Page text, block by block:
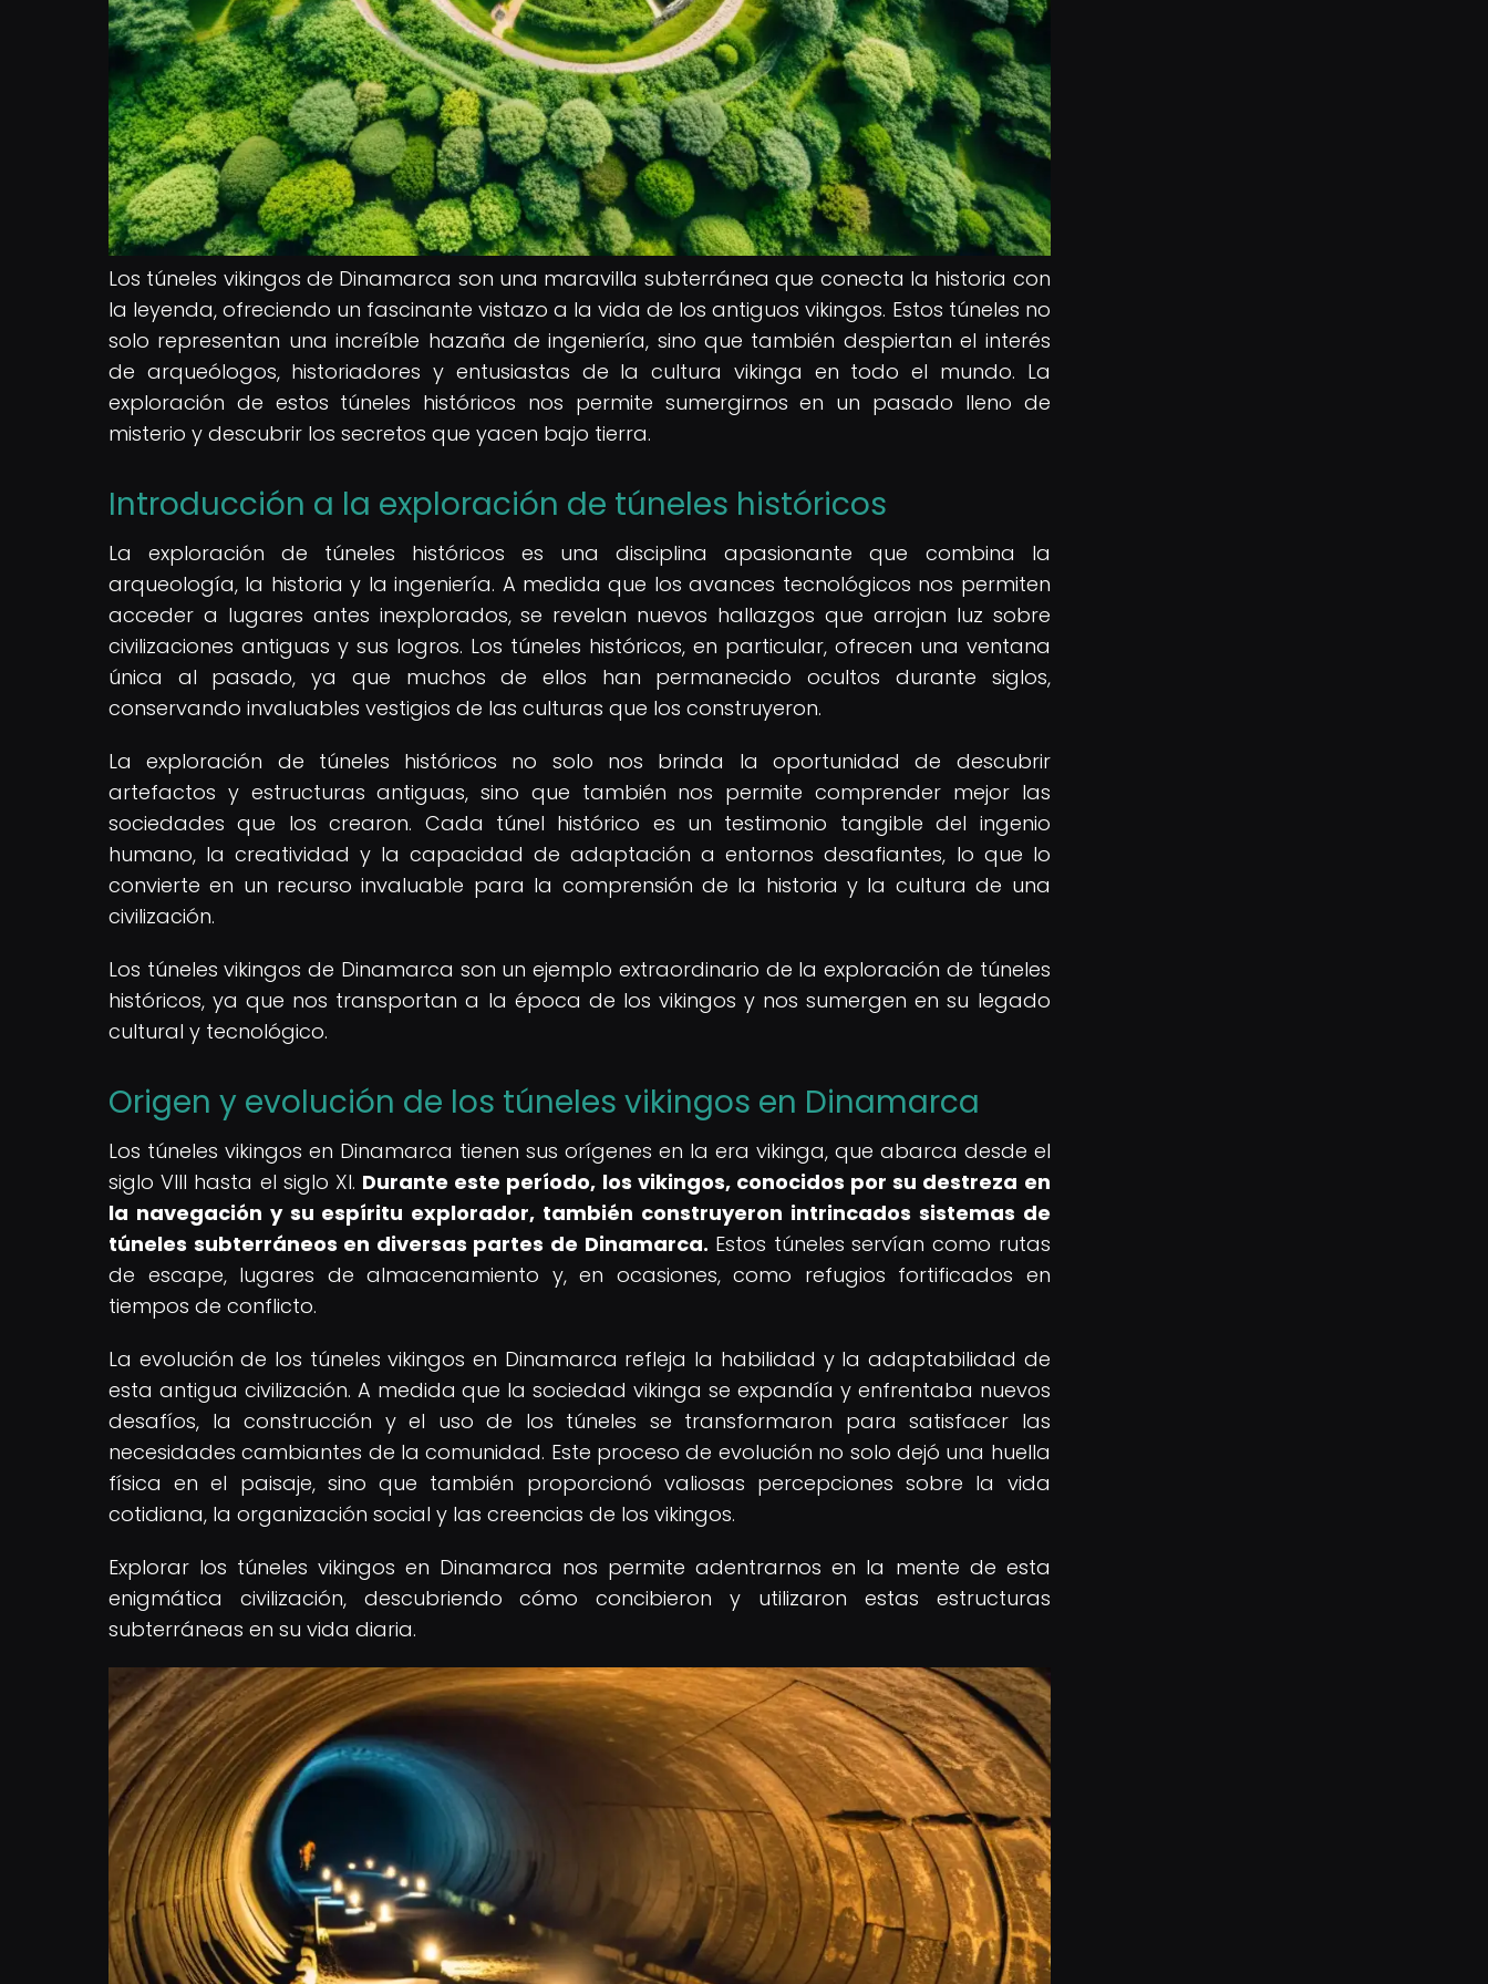
Los túneles vikingos de Dinamarca son una maravilla subterránea que conecta la historia con
la leyenda, ofreciendo un fascinante vistazo a la vida de los antiguos vikingos. Estos túneles no
solo representan una increíble hazaña de ingeniería, sino que también despiertan el interés
de arqueólogos, historiadores y entusiastas de la cultura vikinga en todo el mundo. La
exploración de estos túneles históricos nos permite sumergirnos en un pasado lleno de
misterio y descubrir los secretos que yacen bajo tierra.
Introducción a la exploración de túneles históricos
La exploración de túneles históricos es una disciplina apasionante que combina la
arqueología, la historia y la ingeniería. A medida que los avances tecnológicos nos permiten
acceder a lugares antes inexplorados, se revelan nuevos hallazgos que arrojan luz sobre
civilizaciones antiguas y sus logros. Los túneles históricos, en particular, ofrecen una ventana
única al pasado, ya que muchos de ellos han permanecido ocultos durante siglos,
conservando invaluables vestigios de las culturas que los construyeron.
La exploración de túneles históricos no solo nos brinda la oportunidad de descubrir
artefactos y estructuras antiguas, sino que también nos permite comprender mejor las
sociedades que los crearon. Cada túnel histórico es un testimonio tangible del ingenio
humano, la creatividad y la capacidad de adaptación a entornos desafiantes, lo que lo
convierte en un recurso invaluable para la comprensión de la historia y la cultura de una
civilización.
Los túneles vikingos de Dinamarca son un ejemplo extraordinario de la exploración de túneles
históricos, ya que nos transportan a la época de los vikingos y nos sumergen en su legado
cultural y tecnológico.
Origen y evolución de los túneles vikingos en Dinamarca
Los túneles vikingos en Dinamarca tienen sus orígenes en la era vikinga, que abarca desde el
siglo VIII hasta el siglo XI. Durante este período, los vikingos, conocidos por su destreza en
la navegación y su espíritu explorador, también construyeron intrincados sistemas de
túneles subterráneos en diversas partes de Dinamarca. Estos túneles servían como rutas
de escape, lugares de almacenamiento y, en ocasiones, como refugios fortificados en
tiempos de conflicto.
La evolución de los túneles vikingos en Dinamarca refleja la habilidad y la adaptabilidad de
esta antigua civilización. A medida que la sociedad vikinga se expandía y enfrentaba nuevos
desafíos, la construcción y el uso de los túneles se transformaron para satisfacer las
necesidades cambiantes de la comunidad. Este proceso de evolución no solo dejó una huella
física en el paisaje, sino que también proporcionó valiosas percepciones sobre la vida
cotidiana, la organización social y las creencias de los vikingos.
Explorar los túneles vikingos en Dinamarca nos permite adentrarnos en la mente de esta
enigmática civilización, descubriendo cómo concibieron y utilizaron estas estructuras
subterráneas en su vida diaria.